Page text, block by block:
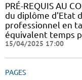
PRÉ-REQUIS AU
du diplôme d'Etat
professionnel en
équivalent temps
15/04/2025 17:00
PAGES